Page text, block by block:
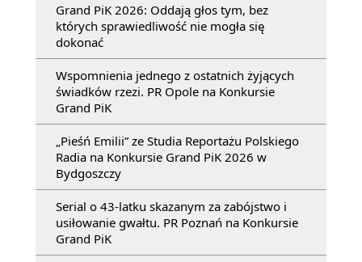
Grand PiK 2026: Oddają głos tym, bez
których sprawiedliwość nie mogła się
dokonać
Wspomnienia jednego z ostatnich żyjących
świadków rzezi. PR Opole na Konkursie
Grand PiK
„Pieśń Emilii” ze Studia Reportażu Polskiego
Radia na Konkursie Grand PiK 2026 w
Bydgoszczy
Serial o 43-latku skazanym za zabójstwo i
usiłowanie gwałtu. PR Poznań na Konkursie
Grand PiK